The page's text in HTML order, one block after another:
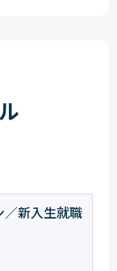
新入生就職